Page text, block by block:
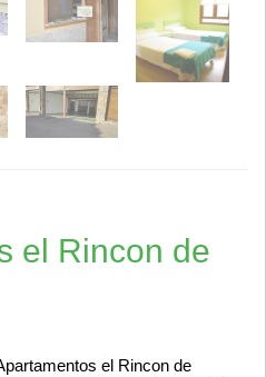
el Rincon de
el Rincon de